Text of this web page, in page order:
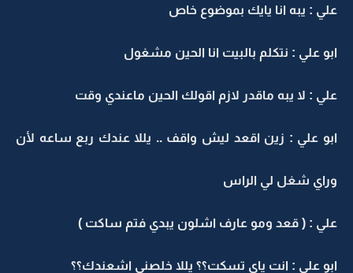
علي : يبه انا يايك بموضوع خاص
ابو علي : نتكلم بالبيت انا الحين مشغول
علي : لا يبه ماقدر لازم اقولك الحين ماعندي وقت
ابو علي : زين اقعد ليش واقف .. يللا عندك ربع ساعه لأن
وراي شغل لي الراس
علي : ( قعد ومو عارف اشلون يبدي فتم ساكت )
ابو علي : انت ياي تسكت؟؟ يللا خلصني اشعندك؟؟